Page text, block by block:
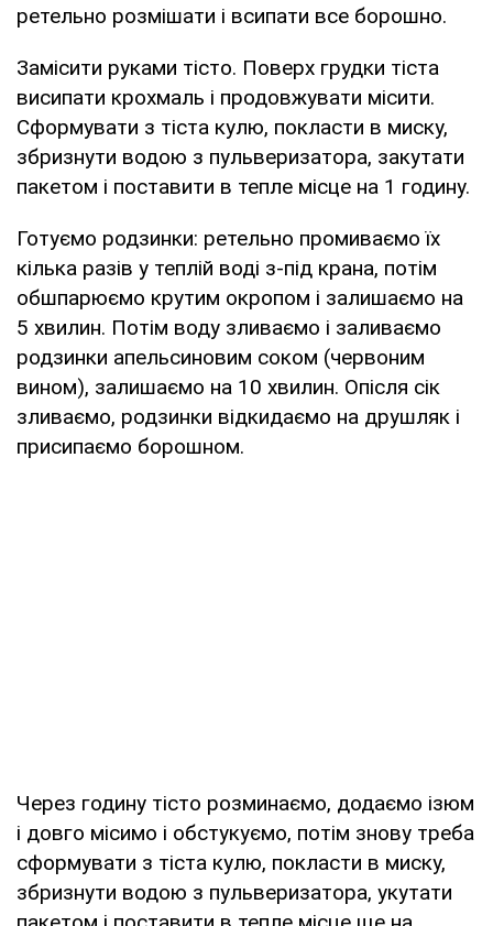
ретельно розмішати і всипати все борошно.
Замісити руками тісто. Поверх грудки тіста
висипати крохмаль і продовжувати місити.
Сформувати з тіста кулю, покласти в миску,
збризнути водою з пульверизатора, закутати
пакетом і поставити в тепле місце на 1 годину.
Готуємо родзинки: ретельно промиваємо їх
кілька разів у теплій воді з-під крана, потім
обшпарюємо крутим окропом і залишаємо на
5 хвилин. Потім воду зливаємо і заливаємо
родзинки апельсиновим соком (червоним
вином), залишаємо на 10 хвилин. Опісля сік
зливаємо, родзинки відкидаємо на друшляк і
присипаємо борошном.
Через годину тісто розминаємо, додаємо ізюм
і довго місимо і обстукуємо, потім знову треба
сформувати з тіста кулю, покласти в миску,
збризнути водою з пульверизатора, укутати